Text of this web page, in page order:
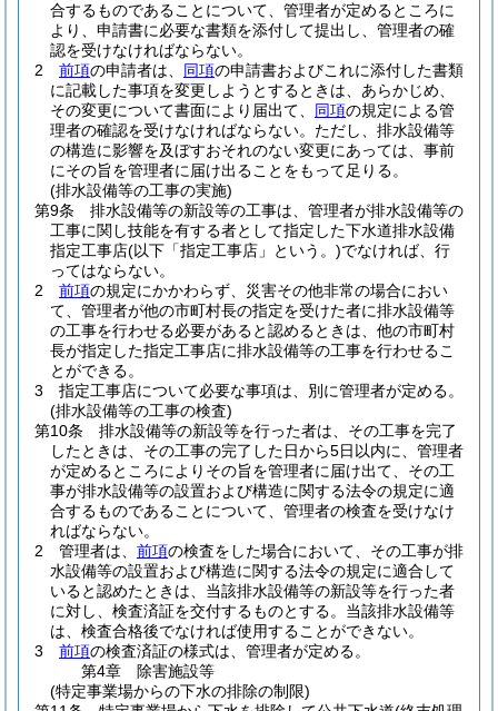
合するものであることについて、管理者が定めるところに
より、申請書に必要な書類を添付して提出し、管理者の確
認を受けなければならない。
2
前項の申請者は、 同項の申請書およびこれに添付した書類
に記載した事項を変更しようとするときは、あらかじめ、
その変更について書面により届出て、 同項の規定による管
理者の確認を受けなければならない。 ただし、排水設備等
の構造に影響を及ぼすおそれのない変更にあっては、事前
にその旨を管理者に届け出ることをもって足りる。
(排水設備等の工事の実施)
第9条
排水設備等の新設等の工事は、管理者が排水設備等の
工事に関し技能を有する者として指定した下水道排水設備
指定工事店(以下「指定工事店」という。)でなければ、行
ってはならない。
2
前項の規定にかかわらず、災害その他非常の場合におい
て、管理者が他の市町村長の指定を受けた者に排水設備等
の工事を行わせる必要があると認めるときは、他の市町村
長が指定した指定工事店に排水設備等の工事を行わせるこ
とができる。
3
指定工事店について必要な事項は、別に管理者が定める。
(排水設備等の工事の検査)
第10条
排水設備等の新設等を行った者は、その工事を完了
したときは、その工事の完了した日から5日以内に、管理者
が定めるところによりその旨を管理者に届け出て、その工
事が排水設備等の設置および構造に関する法令の規定に適
合するものであることについて、管理者の検査を受けなけ
ればならない。
2
管理者は、 前項の検査をした場合において、その工事が排
水設備等の設置および構造に関する法令の規定に適合して
いると認めたときは、当該排水設備等の新設等を行った者
に対し、検査済証を交付するものとする。 当該排水設備等
は、検査合格後でなければ使用することができない。
3
前項の検査済証の様式は、管理者が定める。
第4章
除害施設等
(特定事業場からの下水の排除の制限)